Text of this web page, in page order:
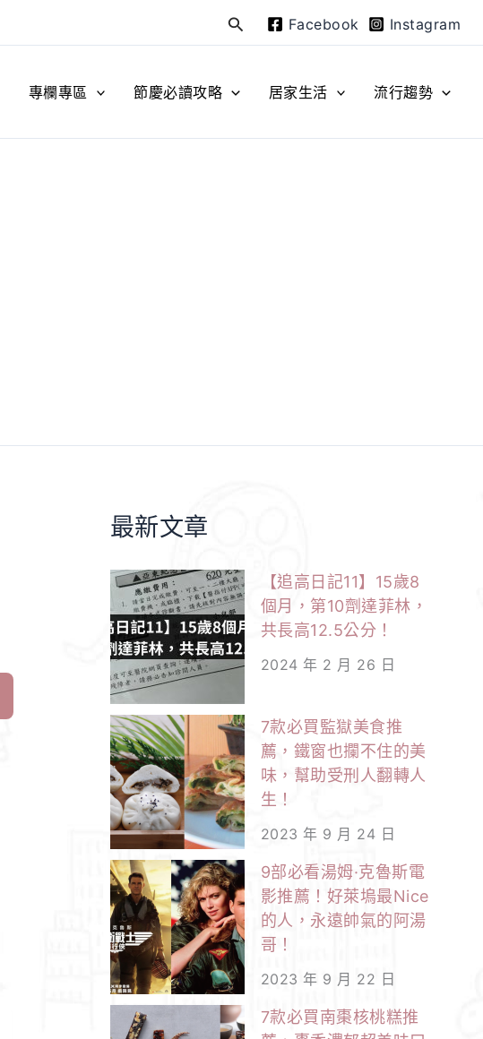
搜
尋
Facebook Instagram
專欄專區 節慶必讀攻略 居家生活 流行趨勢
最新文章
【追高日記11】15歲8
個月，第10劑達菲林，
共長高12.5公分！
2024 年 2 月 26 日
7款必買監獄美食推
薦，鐵窗也攔不住的美
味，幫助受刑人翻轉人
生！
2023 年 9 月 24 日
9部必看湯姆·克魯斯電
影推薦！好萊塢最Nice
的人，永遠帥氣的阿湯
哥！
2023 年 9 月 22 日
7款必買南棗核桃糕推